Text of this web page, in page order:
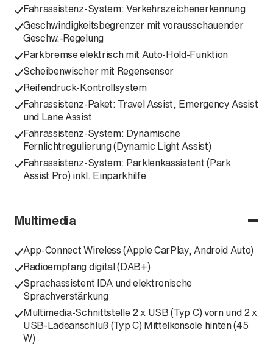
Fahrassistenz-System: Verkehrszeichenerkennung
Geschwindigkeitsbegrenzer mit vorausschauender
Geschw.-Regelung
Parkbremse elektrisch mit Auto-Hold-Funktion
Scheibenwischer mit Regensensor
Reifendruck-Kontrollsystem
Fahrassistenz-Paket: Travel Assist, Emergency Assist
und Lane Assist
Fahrassistenz-System: Dynamische
Fernlichtregulierung (Dynamic Light Assist)
Fahrassistenz-System: Parklenkassistent (Park
Assist Pro) inkl. Einparkhilfe
Multimedia
App-Connect Wireless (Apple CarPlay, Android Auto)
Radioempfang digital (DAB+)
Sprachassistent IDA und elektronische
Sprachverstärkung
Multimedia-Schnittstelle 2 x USB (Typ C) vorn und 2 x
USB-Ladeanschluß (Typ C) Mittelkonsole hinten (45
W)